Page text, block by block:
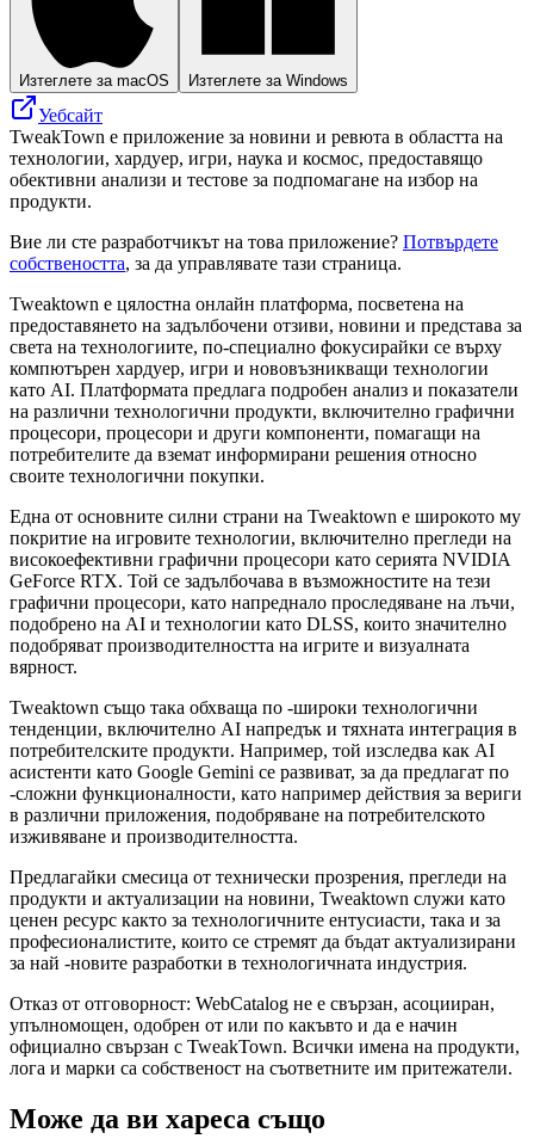
Изтеглете за macOS Изтеглете за Windows
Уебсайт
TweakTown е приложение за новини и ревюта в областта на
технологии, хардуер, игри, наука и космос, предоставящо
обективни анализи и тестове за подпомагане на избор на
продукти.
Вие ли сте разработчикът на това приложение? Потвърдете
собствеността, за да управлявате тази страница.
Tweaktown е цялостна онлайн платформа, посветена на
предоставянето на задълбочени отзиви, новини и представа за
света на технологиите, по-специално фокусирайки се върху
компютърен хардуер, игри и нововъзникващи технологии
като AI. Платформата предлага подробен анализ и показатели
на различни технологични продукти, включително графични
процесори, процесори и други компоненти, помагащи на
потребителите да вземат информирани решения относно
своите технологични покупки.
Една от основните силни страни на Tweaktown е широкото му
покритие на игровите технологии, включително прегледи на
високоефективни графични процесори като серията NVIDIA
GeForce RTX. Той се задълбочава в възможностите на тези
графични процесори, като напреднало проследяване на лъчи,
подобрено на AI и технологии като DLSS, които значително
подобряват производителността на игрите и визуалната
вярност.
Tweaktown също така обхваща по -широки технологични
тенденции, включително AI напредък и тяхната интеграция в
потребителските продукти. Например, той изследва как AI
асистенти като Google Gemini се развиват, за да предлагат по
-сложни функционалности, като например действия за вериги
в различни приложения, подобряване на потребителското
изживяване и производителността.
Предлагайки смесица от технически прозрения, прегледи на
продукти и актуализации на новини, Tweaktown служи като
ценен ресурс както за технологичните ентусиасти, така и за
професионалистите, които се стремят да бъдат актуализирани
за най -новите разработки в технологичната индустрия.
Отказ от отговорност: WebCatalog не е свързан, асоцииран,
упълномощен, одобрен от или по какъвто и да е начин
официално свързан с TweakTown. Всички имена на продукти,
лога и марки са собственост на съответните им притежатели.
Може да ви хареса също